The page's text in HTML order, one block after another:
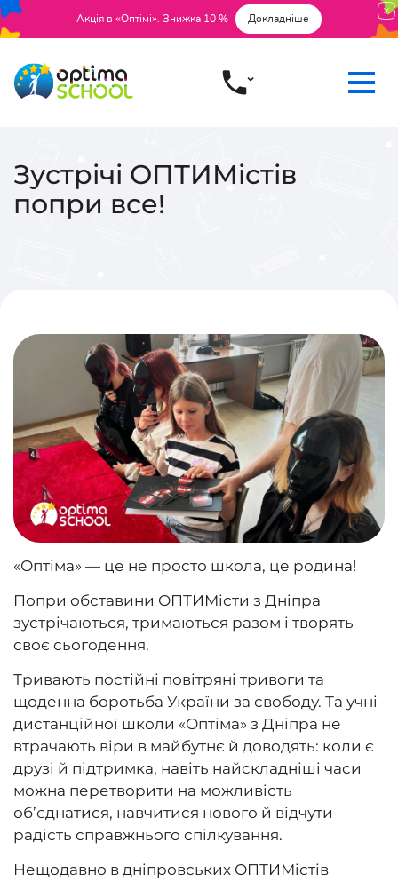
Акція в «Оптімі». Знижка 10 % Докладніше
Зустрічі ОПТИМістів
попри все!
«Оптіма» — це не просто школа, це родина!
Попри обставини ОПТИМісти з Дніпра
зустрічаються, тримаються разом і творять
своє сьогодення.
Тривають постійні повітряні тривоги та
щоденна боротьба України за свободу. Та учні
дистанційної школи «Оптіма» з Дніпра не
втрачають віри в майбутнє й доводять: коли є
друзі й підтримка, навіть найскладніші часи
можна перетворити на можливість
об’єднатися, навчитися нового й відчути
радість справжнього спілкування.
Нещодавно в дніпровських ОПТИМістів